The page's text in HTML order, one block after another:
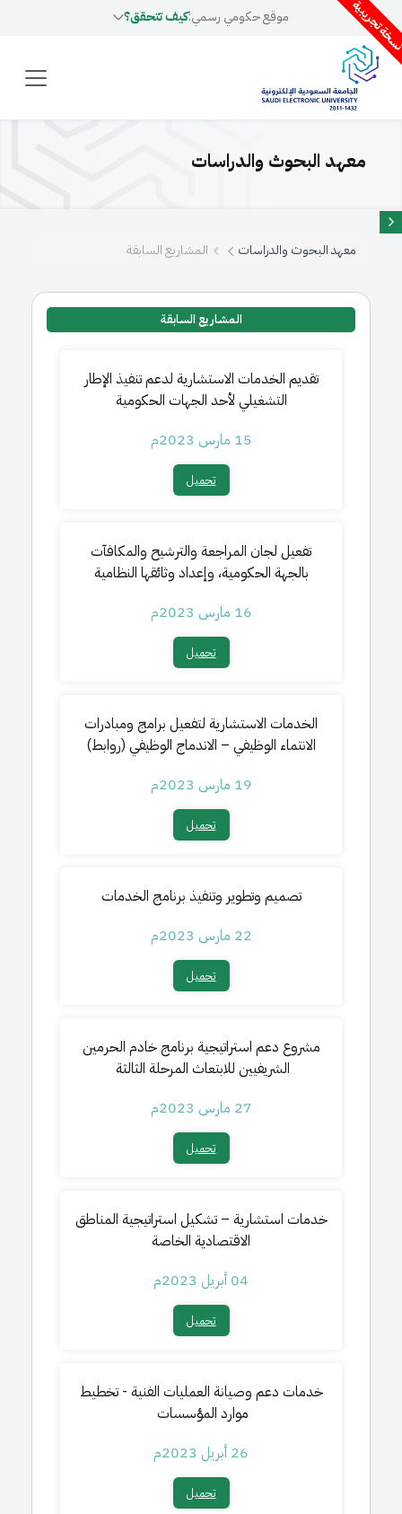
تجريبية موقع حكومي رسمي:كيف تتحقق؟
معهد البحوث والدراسات
معهد البحوث والدراسات المشاريع السابقة
المشاريع السابقة
تقديم الخدمات الاستشارية لدعم تنفيذ الإطار
التشغيلي لأحد الجهات الحكومية
15 مارس 2023م
تحميل​
تفعيل لجان المراجعة والترشيح والمكافآت
بالجهة الحكومية، وإعداد وثائقها النظامية
16 مارس 2023م
تحميل​
الخدمات الاستشارية لتفعيل برامج ومبادرات
الانتماء الوظيفي – الاندماج الوظيفي (روابط)
19 مارس 2023م
تحميل​
تصميم وتطوير وتنفيذ برنامج الخدمات
22 مارس 2023م
تحميل​
مشروع دعم استراتيجية برنامج خادم الحرمين
الشريفيين للابتعاث المرحلة الثالثة
27 مارس 2023م
تحميل​
خدمات استشارية – تشكيل استراتيجية المناطق
الاقتصادية الخاصة
04 أبريل 2023م
تحميل​
خدمات دعم وصيانة العمليات الفنية - تخطيط
موارد المؤسسات
26 أبريل 2023م
تحميل​